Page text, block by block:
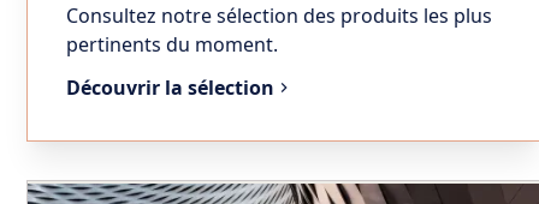
Consultez notre sélection des produits les plus
pertinents du moment.
Découvrir la sélection